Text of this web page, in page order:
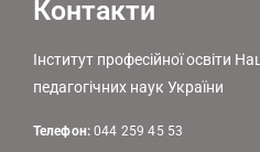
Контакти
Інститут професійної освіти
педагогічних наук України
Телефон:044 259 45 53